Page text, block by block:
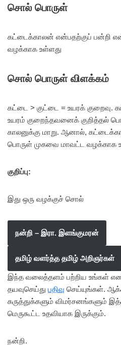
சொல் பொருள்
கட்டைக்காலன் என்பதற்குப் பன்றி
வழக்காக உள்ளது
சொல் பொருள் விளக்கம்
கட்டை > குட்டை = உயரக் குறைவு.
உயரம் குறைந்தவனைக் குறித்தல்
காலனுக்கு மாறு. ஆனால்,
பொருள் முகவை மாவட்ட வழக்காக
குறிப்பு:
இது ஒரு வழக்குச் சொல்
நன்றி – இரா. இளங்குமரன்
தமிழ் வளர்த்த தமிழ் அறிஞர்கள்
இந்த வலைத்தளம் பற்றிய உங்கள்
தயவுசெய்து பதிவு செய்யுங்கள்.
கருத்துக்களும் விமர்சனங்களும்
மெருகூட்ட உதவியாக இருக்கும்.
நன்றி.